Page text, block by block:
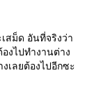
สม็ด อันที่จริงว่า
งไปทำงานต่าง
เลยต้องไปอีกซะ